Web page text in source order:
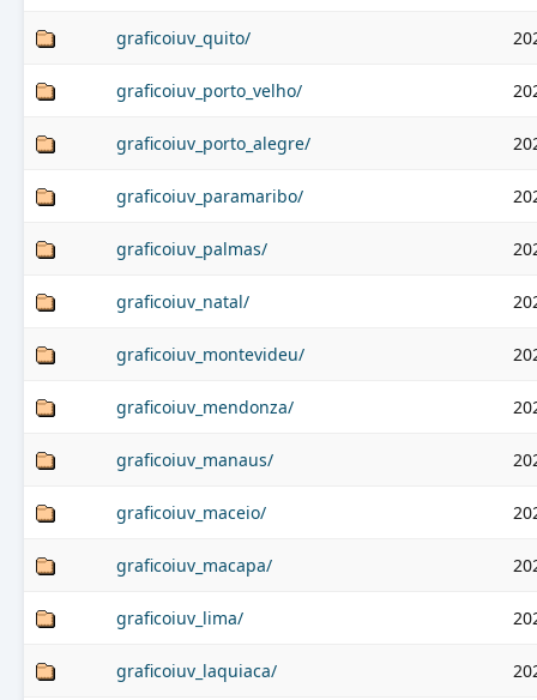
graficoiuv_quito/
graficoiuv_porto_velho/
graficoiuv_porto_alegre/
graficoiuv_paramaribo/
graficoiuv_palmas/
graficoiuv_natal/
graficoiuv_montevideu/
graficoiuv_mendonza/
graficoiuv_manaus/
graficoiuv_maceio/
graficoiuv_macapa/
graficoiuv_lima/
graficoiuv_laquiaca/